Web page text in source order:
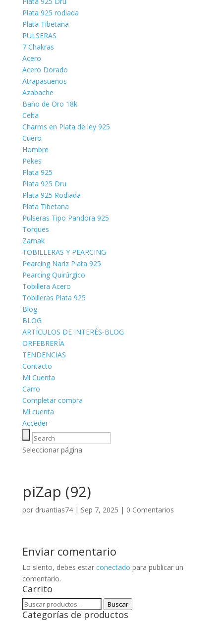
Plata 925 rodiada
Plata Tibetana
PULSERAS
7 Chakras
Acero
Acero Dorado
Atrapasueños
Azabache
Baño de Oro 18k
Celta
Charms en Plata de ley 925
Cuero
Hombre
Pekes
Plata 925
Plata 925 Dru
Plata 925 Rodiada
Plata Tibetana
Pulseras Tipo Pandora 925
Torques
Zamak
TOBILLERAS Y PEARCING
Pearcing Nariz Plata 925
Pearcing Quirúrgico
Tobillera Acero
Tobilleras Plata 925
Blog
BLOG
ARTÍCULOS DE INTERÉS-BLOG
ORFEBRERÍA
TENDENCIAS
Contacto
Mi Cuenta
Carro
Completar compra
Mi cuenta
Acceder
Seleccionar página
piZap (92)
por druantias74| Sep 7, 2025 | 0 Comentarios
Enviar comentario
Lo siento, debes estar conectado para publicar un
comentario.
Carrito
Buscar
por:
Buscar
Categorías de productos